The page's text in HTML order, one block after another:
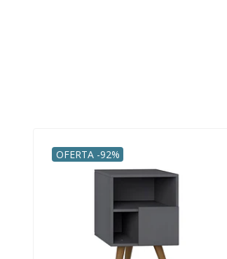
OFERTA -92%